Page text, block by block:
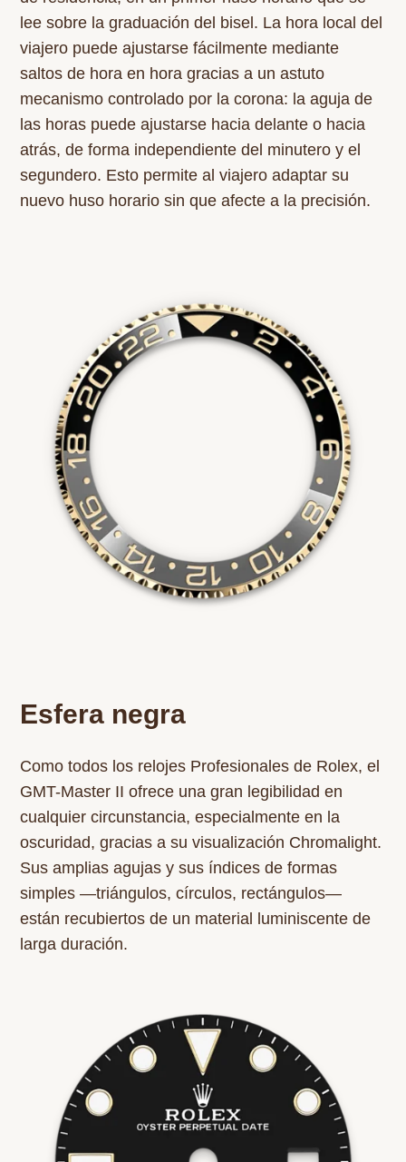
lee sobre la graduación del bisel. La hora local del
viajero puede ajustarse fácilmente mediante
saltos de hora en hora gracias a un astuto
mecanismo controlado por la corona: la aguja de
las horas puede ajustarse hacia delante o hacia
atrás, de forma independiente del minutero y el
segundero. Esto permite al viajero adaptar su
nuevo huso horario sin que afecte a la precisión.
Esfera negra
Como todos los relojes Profesionales de Rolex, el
GMT-Master II ofrece una gran legibilidad en
cualquier circunstancia, especialmente en la
oscuridad, gracias a su visualización Chromalight.
Sus amplias agujas y sus índices de formas
simples —triángulos, círculos, rectángulos—
están recubiertos de un material luminiscente de
larga duración.